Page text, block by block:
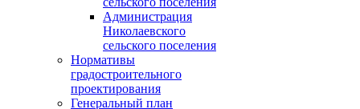
Администрация
Николаевского
сельского поселения
Нормативы
градостроительного
проектирования
Генеральный план